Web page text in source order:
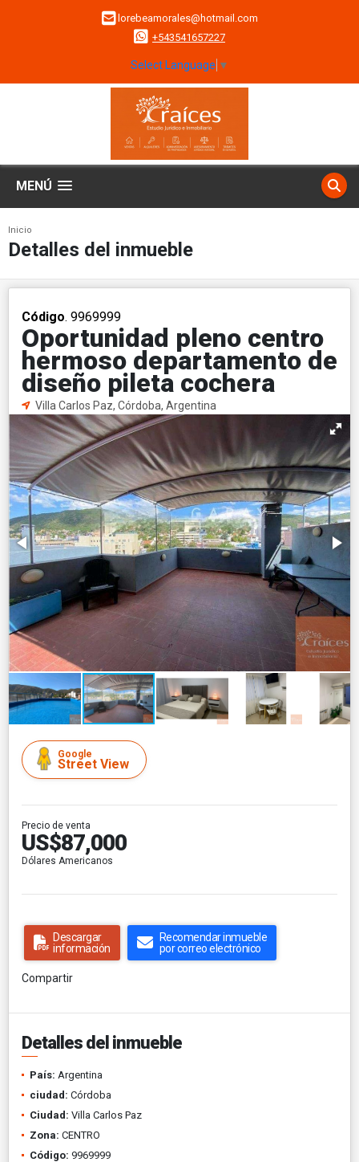
lorebeamorales@hotmail.com
+543541657227
Select Language ▼
MENÚ
Inicio
Detalles del inmueble
Código. 9969999
Oportunidad pleno centro
hermoso departamento de
diseño pileta cochera
Villa Carlos Paz, Córdoba, Argentina
Google
Street View
Precio de venta
US$87,000
Dólares Americanos
Descargar
información
Recomendar inmueble
por correo electrónico
Compartir
Detalles del inmueble
País: Argentina
ciudad: Córdoba
Ciudad: Villa Carlos Paz
Zona: CENTRO
Código: 9969999